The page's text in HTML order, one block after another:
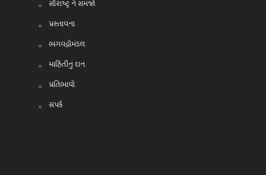
સૌરાષ્ટ્ર ને સમજો
પ્રસ્તાવના
ભગવદ્ગોમંડલ
માહિતીનું દાન
પ્રતિભાવો
સંપર્ક